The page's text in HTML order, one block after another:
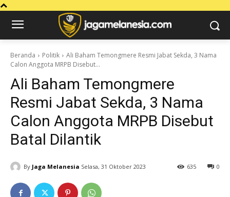
Beranda Politik
Ali Baham Temongmere Resmi Jabat Sekda, 3 Nama
Calon Anggota MRPB Disebut...
Ali Baham Temongmere
Resmi Jabat Sekda, 3 Nama
Calon Anggota MRPB Disebut
Batal Dilantik
By Jaga Melanesia Selasa, 31 Oktober 2023 0
635